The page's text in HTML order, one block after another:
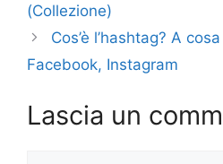
(Collezione)
Cos’è l’hashtag? A
Facebook, Instagram
Lascia un